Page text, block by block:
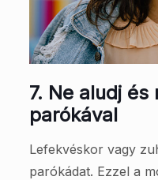
7. Ne aludj és
parókával
Lefekvéskor vagy
parókádat. Ezzel a